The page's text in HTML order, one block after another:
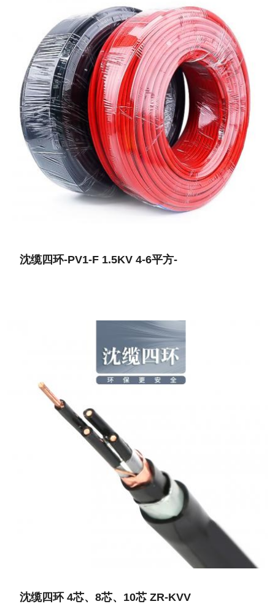
沈缆四环-PV1-F 1.5KV 4-6平方-
沈缆四环 4芯、8芯、10芯 ZR-KVV